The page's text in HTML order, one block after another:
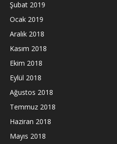
Şubat 2019
Ocak 2019
Aralık 2018
Kasım 2018
Ekim 2018
Eylül 2018
Ağustos 2018
Temmuz 2018
Haziran 2018
Mayıs 2018